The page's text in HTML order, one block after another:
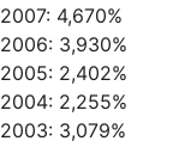
2007: 4,670%
2006: 3,930%
2005: 2,402%
2004: 2,255%
2003: 3,079%